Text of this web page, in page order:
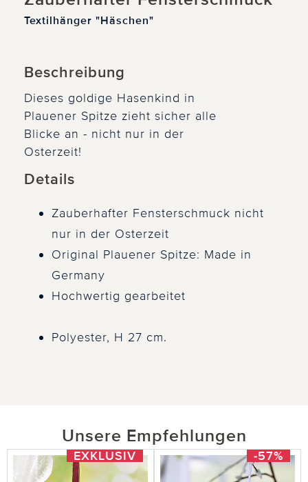
Textilhänger "Häschen"
Beschreibung
Dieses goldige Hasenkind in
Plauener Spitze zieht sicher alle
Blicke an - nicht nur in der
Osterzeit!
Details
Zauberhafter Fensterschmuck nicht
nur in der Osterzeit
Original Plauener Spitze: Made in
Germany
Hochwertig gearbeitet
Polyester, H 27 cm.
Unsere Empfehlungen
EXKLUSIV -57%